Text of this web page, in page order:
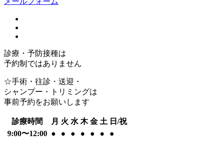
診療・予防接種は
予約制ではありません
☆手術・往診・送迎・
シャンプー・トリミングは
事前予約をお願いします
診療時間 月 火 水 木 金 土 日/祝
9:00〜12:00 ● ● ● ● ● ●
●